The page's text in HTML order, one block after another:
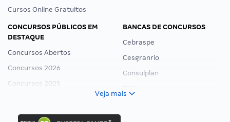
Cursos Online Gratuitos
CONCURSOS PÚBLICOS EM
DESTAQUE
Concursos Abertos
Concursos 2026
Concursos 2025
Concurso Ibama
BANCAS DE CONCURSOS
Cebraspe
Cesgranrio
Consulplan
Veja mais